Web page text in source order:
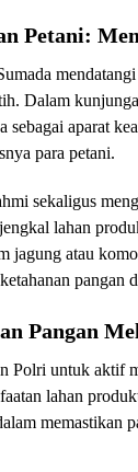
Petani:
Dalam
sebagai aparat
para petani.
sekaligus
jengkal lahan
jagung atau
pangan
Pangan
Polri untuk aktif
lahan
memastikan